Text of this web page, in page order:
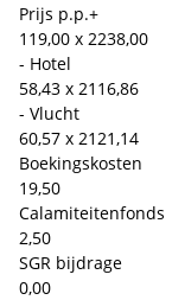
Prijs p.p.+
119,00 x 2238,00
- Hotel
58,43 x 2116,86
- Vlucht
60,57 x 2121,14
Boekingskosten
19,50
Calamiteitenfonds
2,50
SGR bijdrage
0,00